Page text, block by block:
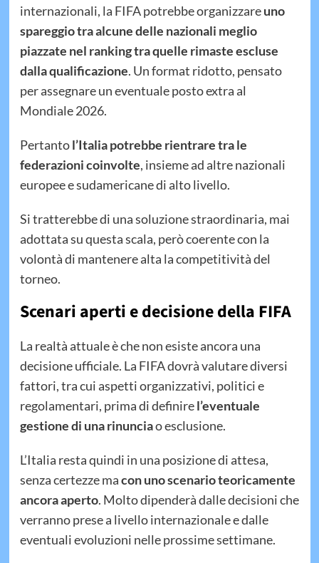
internazionali, la FIFA potrebbe organizzareuno
spareggio tra alcune delle nazionali meglio
piazzate nel ranking tra quelle rimaste escluse
dalla qualificazione. Un format ridotto, pensato
per assegnare un eventuale posto extra al
Mondiale 2026.
Pertantol’Italia potrebbe rientrare tra le
federazioni coinvolte, insieme ad altre nazionali
europee e sudamericane di alto livello.
Si tratterebbe di una soluzione straordinaria, mai
adottata su questa scala, però coerente con la
volontà di mantenere alta la competitività del
torneo.
Scenari aperti e decisione della FIFA
La realtà attuale è che non esiste ancora una
decisione ufficiale. La FIFA dovrà valutare diversi
fattori, tra cui aspetti organizzativi, politici e
regolamentari, prima di definirel’eventuale
gestione di una rinunciao esclusione.
L’Italia resta quindi in una posizione di attesa,
senza certezze macon uno scenario teoricamente
ancora aperto. Molto dipenderà dalle decisioni che
verranno prese a livello internazionale e dalle
eventuali evoluzioni nelle prossime settimane.